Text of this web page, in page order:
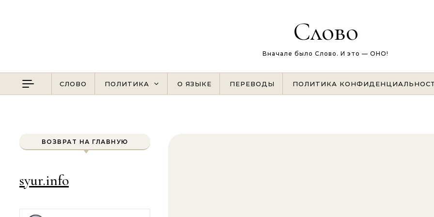
Слово
Вначале было Слово. И это — ОНО!
СЛОВО ПОЛИТИКА О ЯЗЫКЕ ПЕРЕВОДЫ ПОЛИТИКА
ВОЗВРАТ НА ГЛАВНУЮ
syur.info